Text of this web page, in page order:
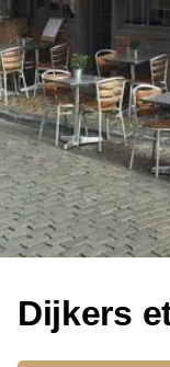
Dijkers